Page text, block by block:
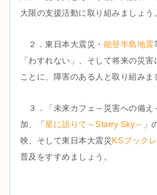
大限の支援活動に取り組みましょう
２．東日本大震災・ 能登半島地震
「わすれない」、そして将来の災害
ことに、障害のある人と取り組みま
３．「未来カフェ～災害への備え
加、「星に語りて～Starry Sky～ 」
映、そして東日本大震災 KSブック
普及をすすめましょう。